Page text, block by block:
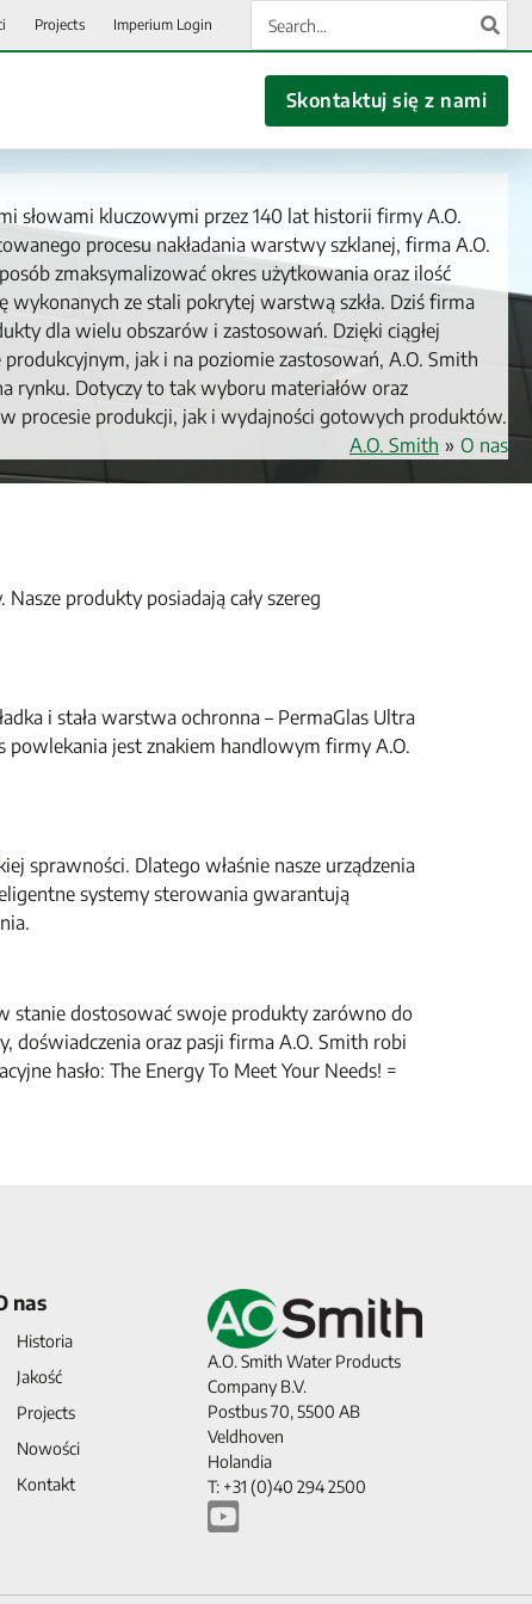
Projects Imperium Login
for:
Skontaktuj się z nami
słowami kluczowymi przez 140 lat historii firmy A.O.
procesu nakładania warstwy szklanej, firma A.O.
zmaksymalizować okres użytkowania oraz ilość
wykonanych ze stali pokrytej warstwą szkła. Dziś firma
dla wielu obszarów i zastosowań. Dzięki ciągłej
jak i na poziomie zastosowań, A.O. Smith
rynku. Dotyczy to tak wyboru materiałów oraz
procesie produkcji, jak i wydajności gotowych produktów.
A.O. Smith » O nas
produkty posiadają cały szereg
i stała warstwa ochronna – PermaGlas Ultra
powlekania jest znakiem handlowym firmy A.O.
sprawności. Dlatego właśnie nasze urządzenia
systemy sterowania gwarantują
stanie dostosować swoje produkty zarówno do
oraz pasji firma A.O. Smith robi
hasło: The Energy To Meet Your Needs! =
nas
Historia
Jakość
Projects
Nowości
Kontakt
A.O. Smith Water Products
Company B.V.
Postbus 70, 5500 AB
Veldhoven
Holandia
T: +31 (0)40 294 2500